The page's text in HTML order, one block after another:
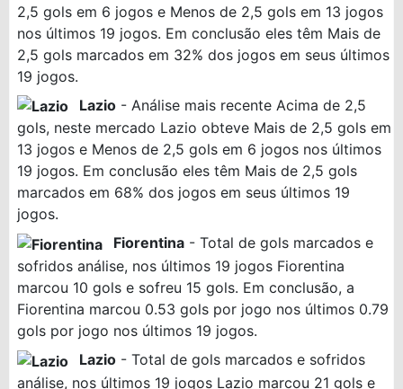
2,5 gols em 6 jogos e Menos de 2,5 gols em 13 jogos
nos últimos 19 jogos. Em conclusão eles têm Mais de
2,5 gols marcados em 32% dos jogos em seus últimos
19 jogos.
Lazio - Análise mais recente Acima de 2,5
gols, neste mercado Lazio obteve Mais de 2,5 gols em
13 jogos e Menos de 2,5 gols em 6 jogos nos últimos
19 jogos. Em conclusão eles têm Mais de 2,5 gols
marcados em 68% dos jogos em seus últimos 19
jogos.
Fiorentina - Total de gols marcados e
sofridos análise, nos últimos 19 jogos Fiorentina
marcou 10 gols e sofreu 15 gols. Em conclusão, a
Fiorentina marcou 0.53 gols por jogo nos últimos 0.79
gols por jogo nos últimos 19 jogos.
Lazio - Total de gols marcados e sofridos
análise, nos últimos 19 jogos Lazio marcou 21 gols e